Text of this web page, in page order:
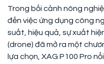
Trong bối cảnh nông
đến việc ứng dụng công
suất, hiệu quả, sự xuất
(drone) đã mở ra một
lựa chọn, XAG P100 Pro